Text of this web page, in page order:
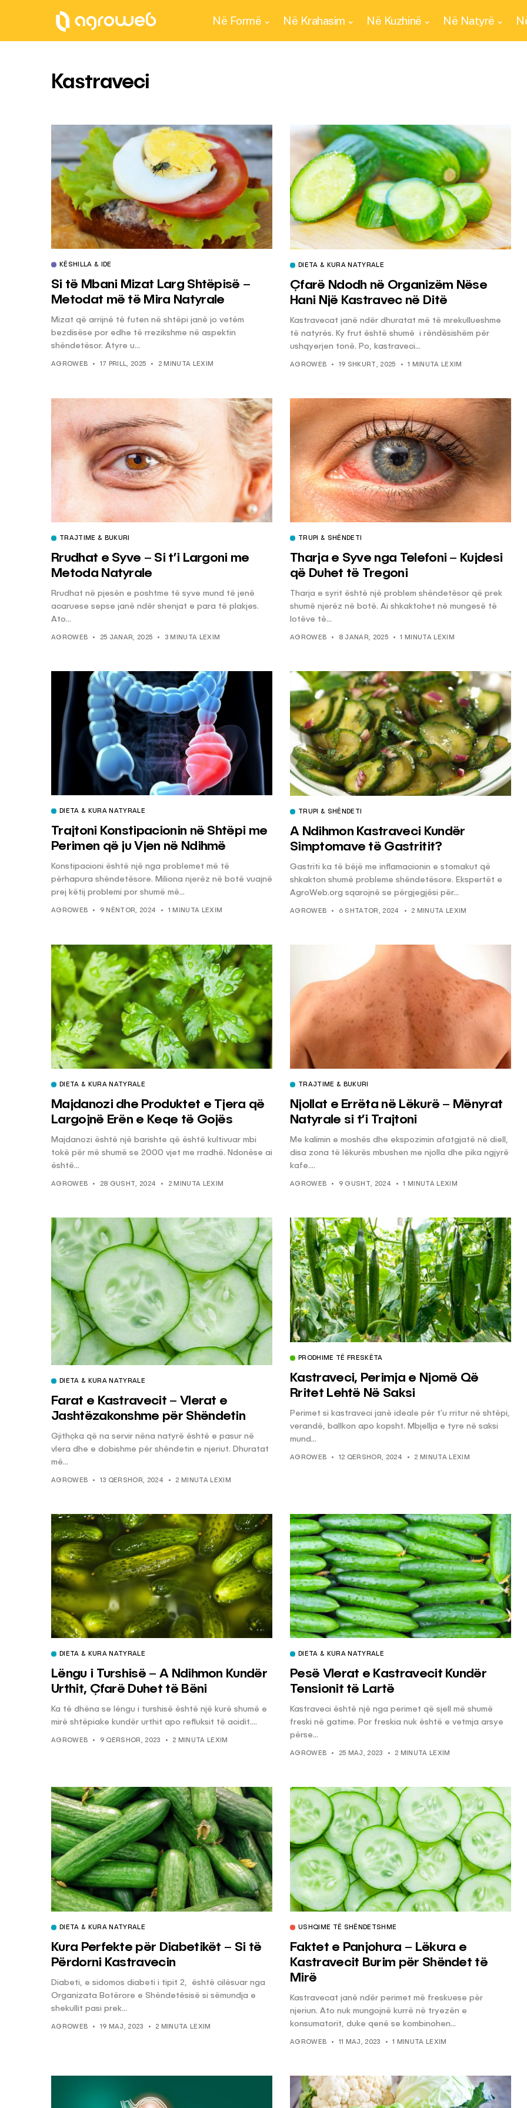
Në Formë Në Krahasim Në Kuzhinë Në Natyrë
Kastraveci
KËSHILLA & IDE
Si të Mbani Mizat Larg Shtëpisë –
Metodat më të Mira Natyrale
Mizat që arrijnë të futen në shtëpi janë jo vetëm
bezdisëse por edhe të rrezikshme në aspektin
shëndetësor. Atyre u...
AGROWEB 17 PRILL, 2025 2 MINUTA LEXIM
DIETA & KURA NATYRALE
Çfarë Ndodh në Organizëm Nëse
Hani Një Kastravec në Ditë
Kastravecat janë ndër dhuratat më të mrekullueshme
të natyrës. Ky frut është shumë i rëndësishëm për
ushqyerjen tonë. Po, kastraveci...
AGROWEB 19 SHKURT, 2025 1 MINUTA LEXIM
TRAJTIME & BUKURI
Rrudhat e Syve – Si t’i Largoni me
Metoda Natyrale
Rrudhat në pjesën e poshtme të syve mund të jenë
acaruese sepse janë ndër shenjat e para të plakjes.
Ato...
AGROWEB 25 JANAR, 2025 3 MINUTA LEXIM
TRUPI & SHËNDETI
Tharja e Syve nga Telefoni – Kujdesi
që Duhet të Tregoni
Tharja e syrit është një problem shëndetësor që prek
shumë njerëz në botë. Ai shkaktohet në mungesë të
lotëve të...
AGROWEB 8 JANAR, 2025 1 MINUTA LEXIM
DIETA & KURA NATYRALE
Trajtoni Konstipacionin në Shtëpi me
Perimen që ju Vjen në Ndihmë
Konstipacioni është një nga problemet më të
përhapura shëndetësore. Miliona njerëz në botë vuajnë
prej këtij problemi por shumë më...
AGROWEB 9 NËNTOR, 2024 1 MINUTA LEXIM
TRUPI & SHËNDETI
A Ndihmon Kastraveci Kundër
Simptomave të Gastritit?
Gastriti ka të bëjë me inflamacionin e stomakut që
shkakton shumë probleme shëndetësore. Ekspertët e
AgroWeb.org sqarojnë se përgjegjësi për...
AGROWEB 6 SHTATOR, 2024 2 MINUTA LEXIM
DIETA & KURA NATYRALE
Majdanozi dhe Produktet e Tjera që
Largojnë Erën e Keqe të Gojës
Majdanozi është një barishte që është kultivuar mbi
tokë për më shumë se 2000 vjet me rradhë. Ndonëse ai
është...
AGROWEB 28 GUSHT, 2024 2 MINUTA LEXIM
TRAJTIME & BUKURI
Njollat e Errëta në Lëkurë – Mënyrat
Natyrale si t’i Trajtoni
Me kalimin e moshës dhe ekspozimin afatgjatë në diell,
disa zona të lëkurës mbushen me njolla dhe pika ngjyrë
kafe....
AGROWEB 9 GUSHT, 2024 1 MINUTA LEXIM
DIETA & KURA NATYRALE
Farat e Kastravecit – Vlerat e
Jashtëzakonshme për Shëndetin
Gjithçka që na servir nëna natyrë është e pasur në
vlera dhe e dobishme për shëndetin e njeriut. Dhuratat
më...
AGROWEB 13 QERSHOR, 2024 2 MINUTA LEXIM
PRODHIME TË FRESKËTA
Kastraveci, Perimja e Njomë Që
Rritet Lehtë Në Saksi
Perimet si kastraveci janë ideale për t’u rritur në shtëpi,
verandë, ballkon apo kopsht. Mbjellja e tyre në saksi
mund...
AGROWEB 12 QERSHOR, 2024 2 MINUTA LEXIM
DIETA & KURA NATYRALE
Lëngu i Turshisë – A Ndihmon Kundër
Urthit, Çfarë Duhet të Bëni
Ka të dhëna se lëngu i turshisë është një kurë shumë e
mirë shtëpiake kundër urthit apo refluksit të acidit....
AGROWEB 9 QERSHOR, 2023 2 MINUTA LEXIM
DIETA & KURA NATYRALE
Pesë Vlerat e Kastravecit Kundër
Tensionit të Lartë
Kastraveci është një nga perimet që sjell më shumë
freski në gatime. Por freskia nuk është e vetmja arsye
përse...
AGROWEB 25 MAJ, 2023 2 MINUTA LEXIM
DIETA & KURA NATYRALE
Kura Perfekte për Diabetikët – Si të
Përdorni Kastravecin
Diabeti, e sidomos diabeti i tipit 2, është cilësuar nga
Organizata Botërore e Shëndetësisë si sëmundja e
shekullit pasi prek...
AGROWEB 19 MAJ, 2023 2 MINUTA LEXIM
USHQIME TË SHËNDETSHME
Faktet e Panjohura – Lëkura e
Kastravecit Burim për Shëndet të
Mirë
Kastravecat janë ndër perimet më freskuese për
njeriun. Ato nuk mungojnë kurrë në tryezën e
konsumatorit, duke qenë se kombinohen...
AGROWEB 11 MAJ, 2023 1 MINUTA LEXIM
Letrën e Aluminit për Ruajtjen
e Ushqimeve
KËSHILLA & IDE
Vijnë Nga Akulloret e
Vjetëruara